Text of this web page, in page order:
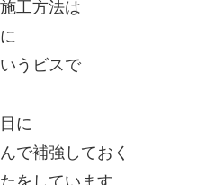
工方法は
うビスで
に
で補強しておく
をしています。